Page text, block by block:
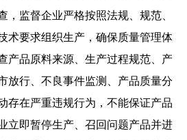
，监督企业严格按照法规、规范、
术要求组织生产，确保质量管理体
产品原料来源、生产过程规范、产
放行、不良事件监测、产品质量分
存在严重违规行为，不能保证产品
立即暂停生产、召回问题产品并进